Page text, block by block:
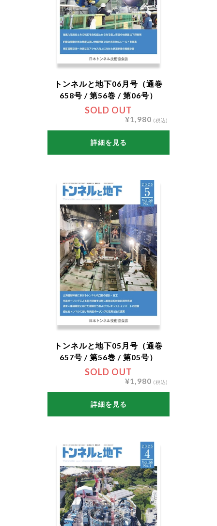
SOLD OUT
トンネルと地下06月号（通巻
658号 / 第56巻 / 第06号）
¥1,980 (税込)
詳細を見る
SOLD OUT
トンネルと地下05月号（通巻
657号 / 第56巻 / 第05号）
¥1,980 (税込)
詳細を見る